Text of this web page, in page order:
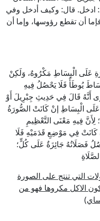
ادخل. قال: وكيف أدخل وفي
أن تقطع رؤوسها، وإما أن
عَلَى الْبِسَاطِ مَكْرُوهٌ، وَلَكِنْ
يُوطَأُ فَلَا يَحْصُلُ فِيهِ
أَنَّهُ قَالَ فِي حَدِيثِ جِبْرِيلَ أَوْ
الْبِسَاطِ إنْ كَانَتْ الصُّورَةُ
فِيهِ مَعْنَى التَّعْظِيمِ
فِي مَوْضِعِ قَدَمَيْهِ فَلَا
فَصَلَاتُهُ جَائِزَةٌ عَلَى كُلٍّ؛
التي تنتج على الصورة
الاكل مكروها فهو من